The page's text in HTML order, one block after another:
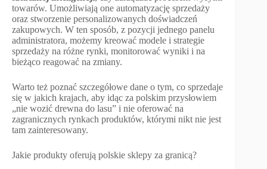
towarów. Umożliwiają one automatyzację sprzedaży
oraz stworzenie personalizowanych doświadczeń
zakupowych. W ten sposób, z pozycji jednego panelu
administratora, możemy kreować modele i strategie
sprzedaży na różne rynki, monitorować wyniki i na
bieżąco reagować na zmiany.
Warto też poznać szczegółowe dane o tym, co sprzedaje
się w jakich krajach, aby idąc za polskim przysłowiem
„nie wozić drewna do lasu” i nie oferować na
zagranicznych rynkach produktów, którymi nikt nie jest
tam zainteresowany.
Jakie produkty oferują polskie sklepy za granicą?